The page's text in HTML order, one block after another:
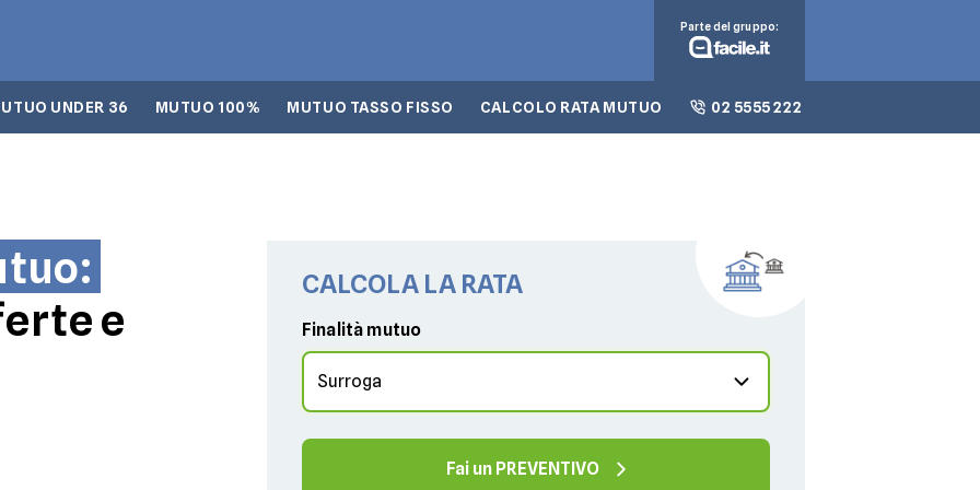
UNDER 36 MUTUO 100% MUTUO TASSO FISSO CALCOLO RATA MUTUO 02 5555 222
Parte del gruppo:
e
CALCOLA LA RATA
Finalità mutuo
Fai un PREVENTIVO